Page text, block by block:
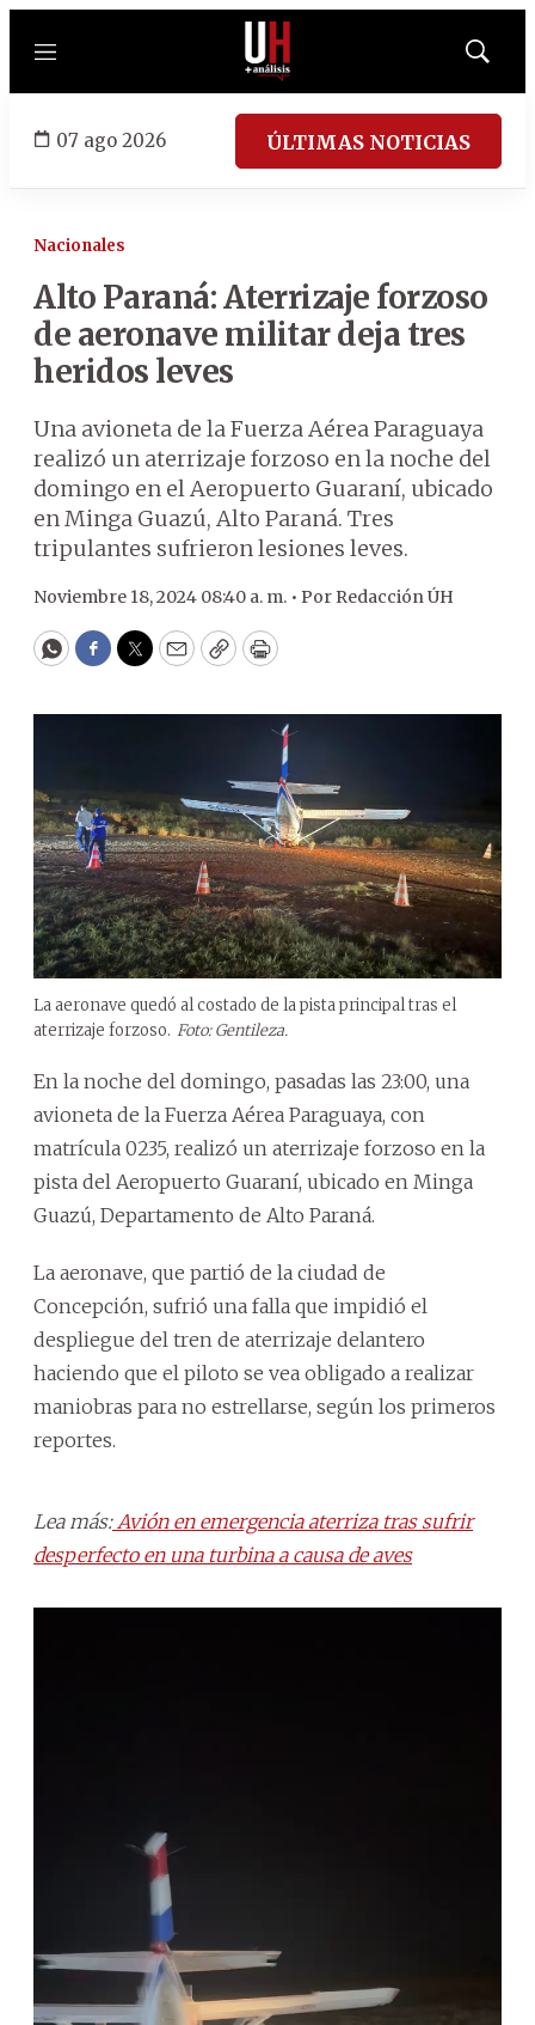
Menú
Mostrar
07 ago 2026 ÚLTIMAS NOTICIAS
Nacionales
Alto Paraná: Aterrizaje forzoso
de aeronave militar deja tres
heridos leves
Una avioneta de la Fuerza Aérea Paraguaya
realizó un aterrizaje forzoso en la noche del
domingo en el Aeropuerto Guaraní, ubicado
en Minga Guazú, Alto Paraná. Tres
tripulantes sufrieron lesiones leves.
Noviembre 18, 2024 08:40 a. m. • Por Redacción ÚH
WhatsApp
Facebook
Twitter
EmailCopyPrint
La aeronave quedó al costado de la pista principal tras el
aterrizaje forzoso. Foto: Gentileza.
En la noche del domingo, pasadas las 23:00, una
avioneta de la Fuerza Aérea Paraguaya, con
matrícula 0235, realizó un aterrizaje forzoso en la
pista del Aeropuerto Guaraní, ubicado en Minga
Guazú, Departamento de Alto Paraná.
La aeronave, que partió de la ciudad de
Concepción, sufrió una falla que impidió el
despliegue del tren de aterrizaje delantero
haciendo que el piloto se vea obligado a realizar
maniobras para no estrellarse, según los primeros
reportes.
Lea más:Avión en emergencia aterriza tras sufrir
desperfecto en una turbina a causa de aves